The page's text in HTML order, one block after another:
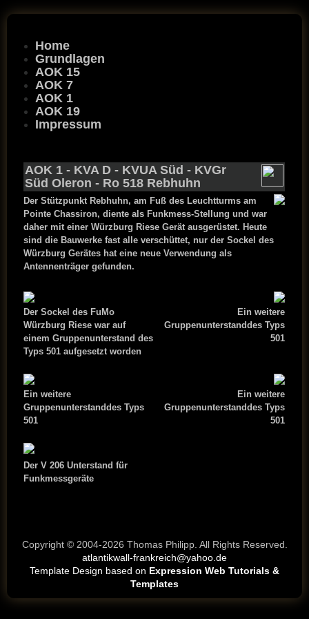
Home
Grundlagen
AOK 15
AOK 7
AOK 1
AOK 19
Impressum
AOK 1 - KVA D - KVUA Süd- KVGr
Süd Oleron- Ro 518 Rebhuhn
Der Stützpunkt Rebhuhn, am Fuß des Leuchtturms am
Pointe Chassiron, diente als Funkmess-Stellung und war
daher mit einer Würzburg Riese Gerät ausgerüstet. Heute
sind die Bauwerke fast alle verschüttet, nur der Sockel des
Würzburg Gerätes hat eine neue Verwendung als
Antennenträger gefunden.
Der Sockel des FuMo
Würzburg Riese war auf
einem Gruppenunterstand des
Typs 501 aufgesetzt worden
Ein weitere
Gruppenunterstanddes Typs
501
Ein weitere
Gruppenunterstanddes Typs
501
Ein weitere
Gruppenunterstanddes Typs
501
Der V 206 Unterstand für
Funkmessgeräte
Copyright © 2004-2026 Thomas Philipp. All Rights Reserved.
atlantikwall-frankreich@yahoo.de
Template Design based on Expression Web Tutorials &
Templates